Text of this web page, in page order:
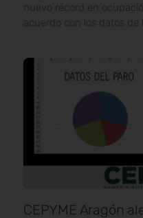
nuevo récord en
acuerdo con los datos de
CEPYME Aragón